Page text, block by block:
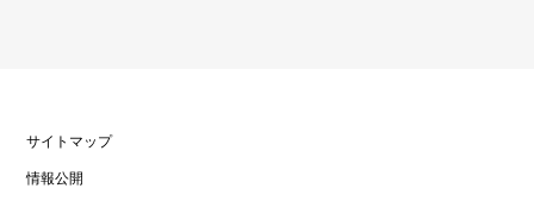
サイトマップ
情報公開